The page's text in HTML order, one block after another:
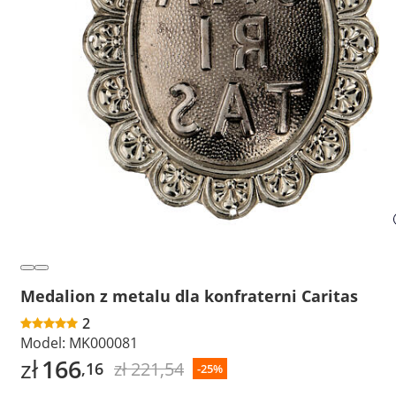
Medalion z metalu dla konfraterni Caritas
2
Model: MK000081
zł166,16 zł 221,54 -25%